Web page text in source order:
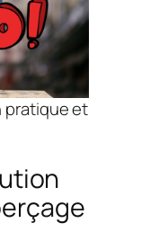
pratique et